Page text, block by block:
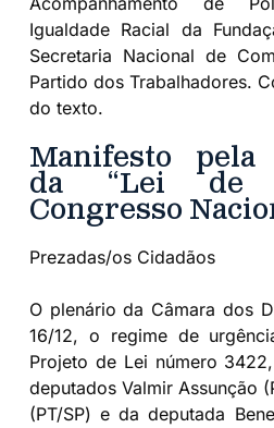
Igualdade Racial da
Secretaria Nacional de
Partido dos Trabalhadores.
do texto.
Manifesto pela
da “Lei de
Congresso
Prezadas/os Cidadãos
O plenário da Câmara dos
16/12, o regime de
Projeto de Lei número
deputados Valmir Assunção
(PT/SP) e da deputada